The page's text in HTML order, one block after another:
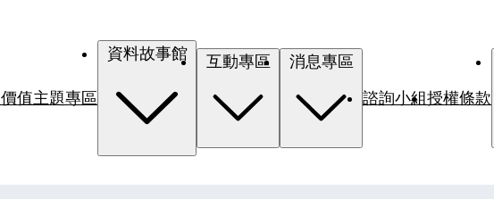
值主題專區
資料故事館
諮詢小組授權條款